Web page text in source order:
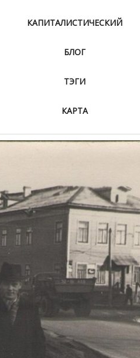
КАПИТАЛИСТИЧЕСКИЙ
БЛОГ
ТЭГИ
КАРТА